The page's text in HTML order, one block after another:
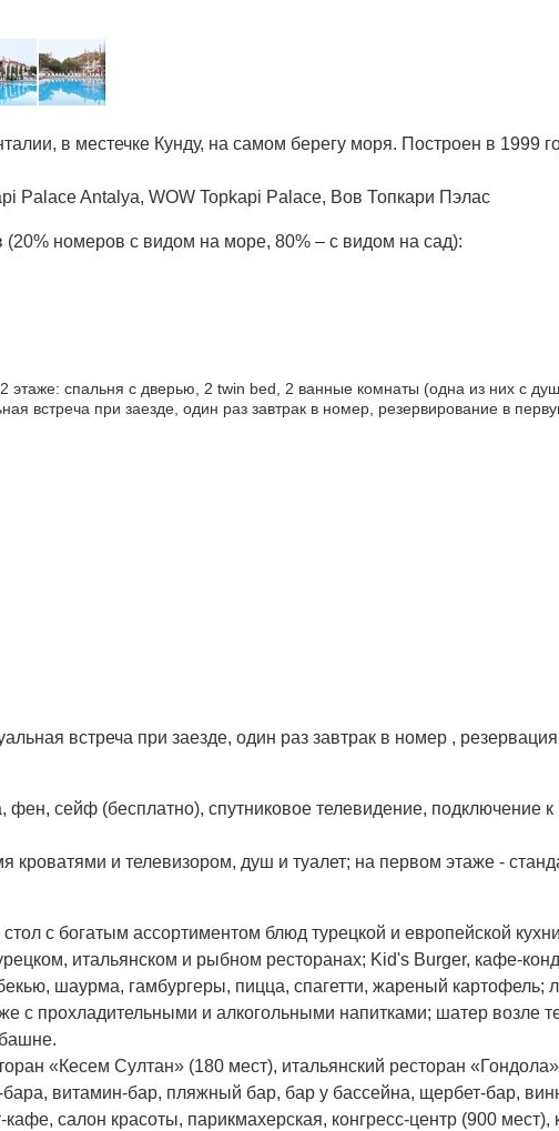
в местечке Кунду, на самом берегу моря. Построен в 1999
Palace Antalya, WOW Topkapi Palace, Вов Топкари Пэлас
(20% номеров с видом на море, 80% – с видом на сад):
спальня с дверью, 2 twin bed, 2 ванные комнаты (одна из них с
встреча при заезде, один раз завтрак в номер, резервирование в
встреча при заезде, один раз завтрак в номер ,
сейф (бесплатно), спутниковое телевидение, подключение к
кроватями и телевизором, душ и туалет; на первом этаже -
с богатым ассортиментом блюд турецкой и европейской
итальянском и рыбном ресторанах; Kid's Burger, кафе-
шаурма, гамбургеры, пицца, спагетти, жареный картофель;
прохладительными и алкогольными напитками; шатер возле
«Кесем Султан» (180 мест), итальянский ресторан
витамин-бар, пляжный бар, бар у бассейна, щербет-бар,
кафе, салон красоты, парикмахерская, конгресс-центр (900